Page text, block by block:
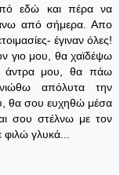
εδώ και πέρα να
από σήμερα. Απο
έγιναν όλες!
γιο μου, θα χαϊδέψω
άντρα μου, θα πάω
απόλυτα την
θα σου ευχηθώ μέσα
σου στέλνω με τον
γλυκά...